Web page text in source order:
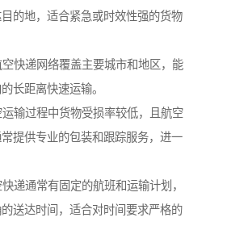
的地，适合紧急或时效性强的货物
快递网络覆盖主要城市和地区，能
长距离快速运输。
输过程中货物受损率较低，且航空
提供专业的包装和跟踪服务，进一
递通常有固定的航班和运输计划，
送达时间，适合对时间要求严格的